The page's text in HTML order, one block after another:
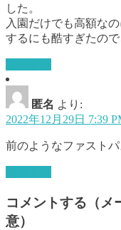
した。
入園だけでも高額な
するにも酷すぎたの
匿名 より:
2022年12月29日 7:39
前のようなファスト
コメントする（メ
意）